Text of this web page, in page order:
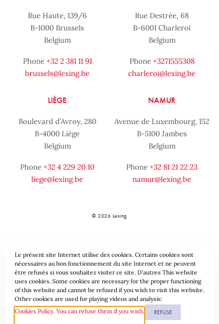
Rue Haute, 139/6
B-1000 Brussels
Belgium
Phone +32 2 381 11 91
brussels@lexing.be
Rue Destrée, 68
B-6001 Charleroi
Belgium
Phone +3271555308
charleroi@lexing.be
LIÈGE
Boulevard d’Avroy, 280
B-4000 Liège
Belgium
Phone +32 4 229 20 10
liege@lexing.be
NAMUR
Avenue de Luxembourg, 152
B-5100 Jambes
Belgium
Phone +32 81 21 22 23
namur@lexing.be
© 2026 Lexing
Sitemap Standard provisions Data protection & Cookies
Le présent site Internet utilise des cookies. Certains cookies sont
nécessaires au bon fonctionnement du site Internet et ne peuvent
être refusés si vous souhaitez visiter ce site. D'autres This website
uses cookies. Some cookies are necessary for the proper functioning
of this website and cannot be refused if you wish to visit this website.
Other cookies are used for playing videos and analysis:
Cookies Policy. You can refuse them if you wish.
REFUSE